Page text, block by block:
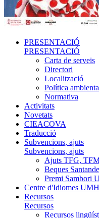
PRESENTACIÓ
PRESENTACIÓ
Carta de serveis
Directori
Localització
Política
Normativa
Activitats
Novetats
CIEACOVA
Traducció
Subvencions, ajuts
Subvencions, ajuts
Ajuts TFG,
Beques
Premi Sambori
Centre d'Idiomes UMH
Recursos
Recursos
Recursos